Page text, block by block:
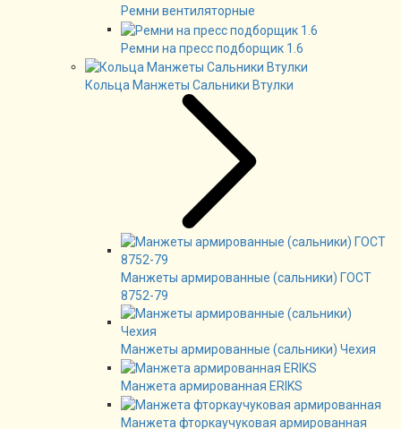
Ремни вентиляторные
Ремни на пресс подборщик 1.6
Кольца Манжеты Сальники Втулки
Манжеты армированные (сальники) ГОСТ
8752-79
Манжеты армированные (сальники) Чехия
Манжета армированная ERIKS
Манжета фторкаучуковая армированная